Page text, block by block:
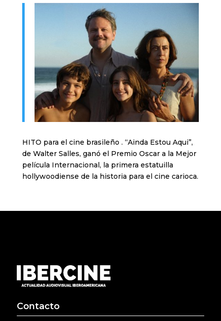
HITO para el cine brasileño . “Ainda Estou Aqui”,
de Walter Salles, ganó el Premio Oscar a la Mejor
película Internacional, la primera estatuilla
hollywoodiense de la historia para el cine carioca.
Contacto